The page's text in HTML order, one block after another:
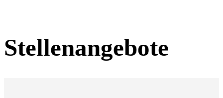
Stellenangebote